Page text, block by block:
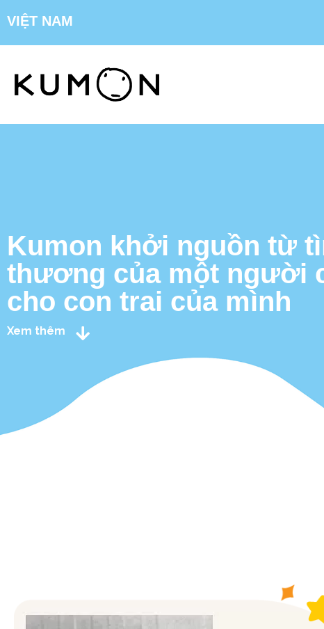
VIỆT NAM
Kumon khởi nguồn từ
thương của một người
cho con trai của mình
Xem thêm